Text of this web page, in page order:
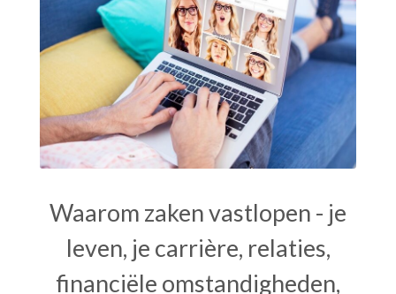
Waarom zaken vastlopen - je
leven, je carrière, relaties,
financiële omstandigheden,